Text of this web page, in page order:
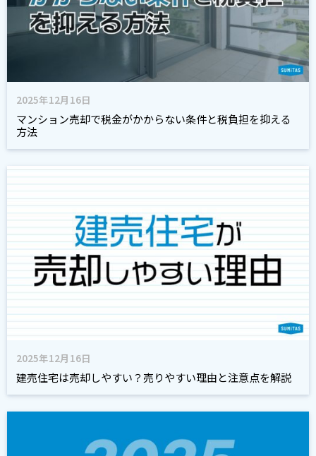
2025年12月16日
マンション売却で税金がかからない条件と税負担を抑える
方法
2025年12月16日
建売住宅は売却しやすい？売りやすい理由と注意点を解説